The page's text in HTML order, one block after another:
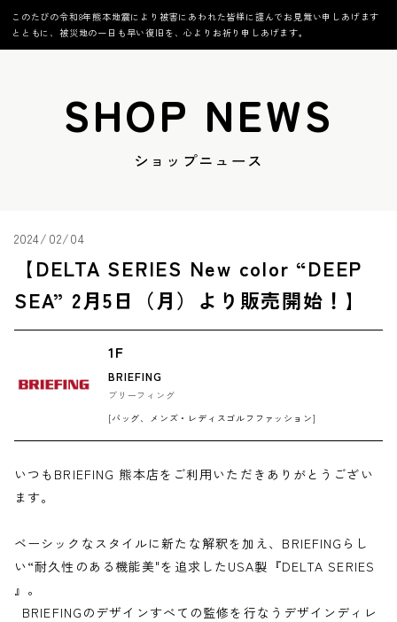
このたびの令和8年熊本地震により被害にあわれた皆様に謹んでお見舞い申しあげます
とともに、被災地の一日も早い復旧を、心よりお祈り申しあげます。
SHOP NEWS
ショップニュース
2024/02/04
【DELTA SERIES New color “DEEP
SEA” 2月5日（月）より販売開始！】
1F
BRIEFING
ブリーフィング
[バッグ、メンズ・レディスゴルフファッション]
いつもBRIEFING 熊本店をご利用いただきありがとうござい
ます。
ベーシックなスタイルに新たな解釈を加え、BRIEFINGらし
い“耐久性のある機能美"を追求したUSA製『DELTA SERIES
』。
BRIEFINGのデザインすべての監修を行なうデザインディレ